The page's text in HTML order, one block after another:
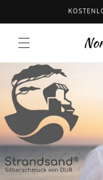
Inhalt